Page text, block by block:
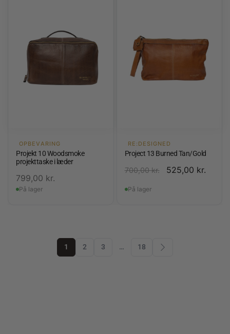
OPBEVARING
Projekt 10 Woodsmoke
projekttaske i læder
799,00 kr.
På lager
RE:DESIGNED
Project 13 Burned Tan/Gold
700,00kr. 525,00 kr.
På lager
1 2 3 … 18